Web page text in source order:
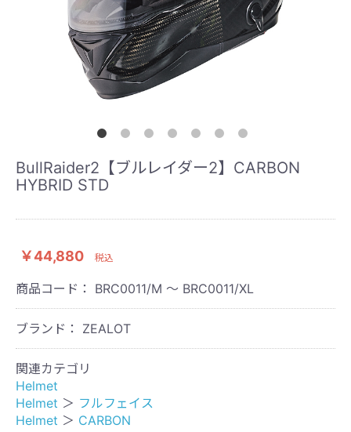
BullRaider2【ブルレイダー2】CARBON
HYBRID STD
￥44,880 税込
商品コード： BRC0011/M ～ BRC0011/XL
ブランド： ZEALOT
関連カテゴリ
Helmet
Helmet ＞ フルフェイス
Helmet ＞ CARBON